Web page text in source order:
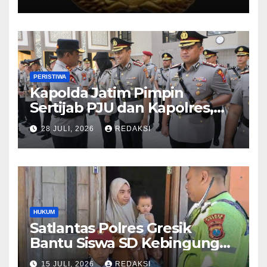
PERISTIWA
Kapolda Jatim Pimpin
Sertijab PJU dan Kapolres,
Perkuat Regenerasi
Kepemimpinan dan
Pelayanan Presisi
28 JULI, 2026 REDAKSI
HUKUM
Satlantas Polres Gresik
Bantu Siswa SD Kebingungan
Saat Pulang Sekolah,
15 JULI, 2026 REDAKSI